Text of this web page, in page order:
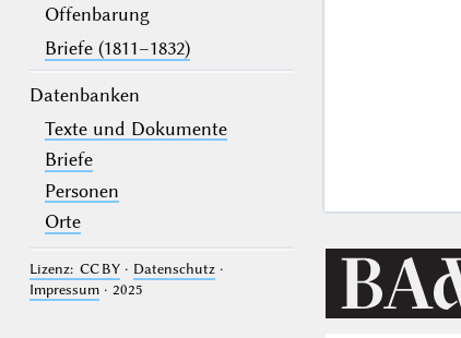
Offenbarung
Briefe (1811–1832)
Datenbanken
Texte und Dokumente
Briefe
Personen
Orte
Lizenz: CC BY· Datenschutz·
Impressum· 2025